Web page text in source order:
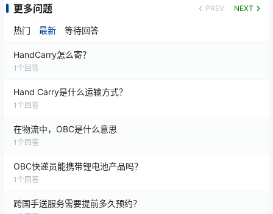
指定到达时间
夜间提货
节假日运输
确保供应链连续运转。
根据货物属性定制方案
AOG航材运输
更多问题 PREV NEXT
热门 最新 等待回答
HandCarry怎么寄？
1 个回答
Hand Carry是什么运输方式？
1 个回答
在物流中，OBC是什么意思
1 个回答
OBC快递员能携带锂电池产品吗？
1 个回答
跨国手送服务需要提前多久预约？